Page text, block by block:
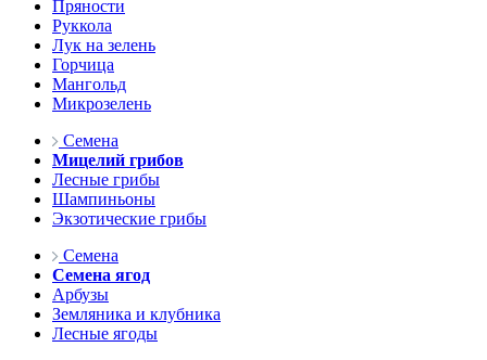
Пряности
Руккола
Лук на зелень
Горчица
Мангольд
Микрозелень
Семена
Мицелий грибов
Лесные грибы
Шампиньоны
Экзотические грибы
Семена
Семена ягод
Арбузы
Земляника и клубника
Лесные ягоды